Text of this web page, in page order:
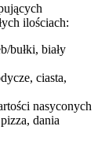
ilościach:
bułki, biały
ciasta,
nasyconych
dania